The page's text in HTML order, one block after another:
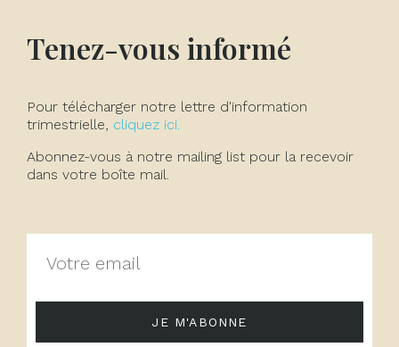
Tenez-vous informé
Pour télécharger notre lettre d'information
trimestrielle, cliquez ici.
Abonnez-vous à notre mailing list pour la recevoir
dans votre boîte mail.
JE M'ABONNE